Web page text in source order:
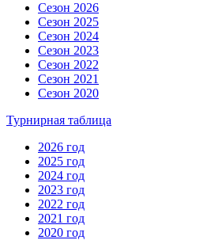
Сезон 2026
Сезон 2025
Сезон 2024
Сезон 2023
Сезон 2022
Сезон 2021
Сезон 2020
Турнирная таблица
2026 год
2025 год
2024 год
2023 год
2022 год
2021 год
2020 год